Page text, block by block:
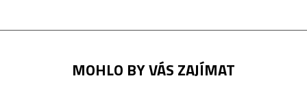
MOHLO BY VÁS ZAJÍMAT